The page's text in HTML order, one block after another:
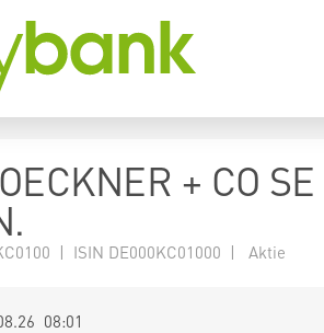
+ CO
| ISIN DE000KC01000 | Aktie
08:01